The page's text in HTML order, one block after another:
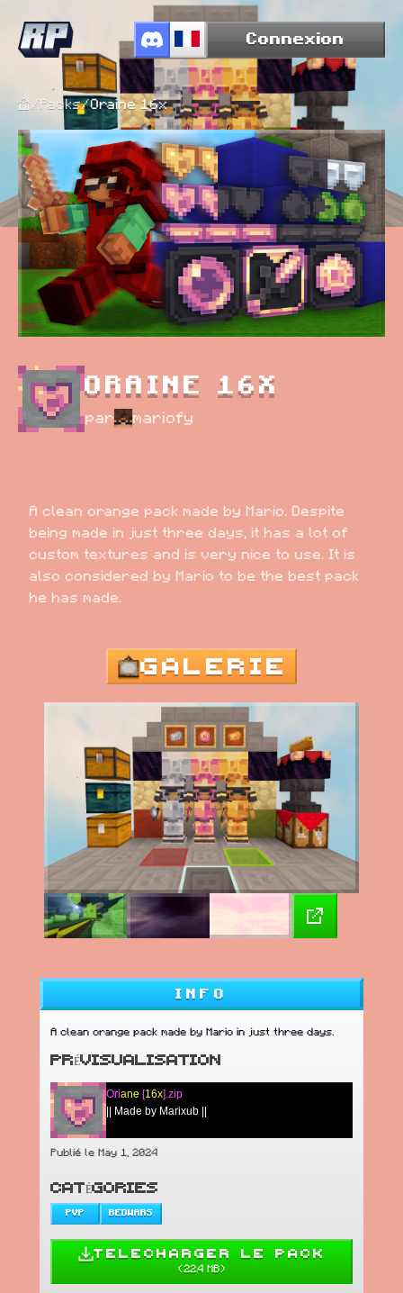
Connexion
/ Packs/Oraine 16x
ORAINE 16X
par mariofy
A clean orange pack made by Mario. Despite
being made in just three days, it has a lot of
custom textures and is very nice to use. It is
also considered by Mario to be the best pack
he has made.
GALERIE
INFO
A clean orange pack made by Mario in just three days.
PRÉVISUALISATION
Oriane [16x].zip
|| Made by Marixub ||
Publié le May 1, 2024
CATÉGORIES
PVP BEDWARS
TELECHARGER LE PACK
(22.4 MB)